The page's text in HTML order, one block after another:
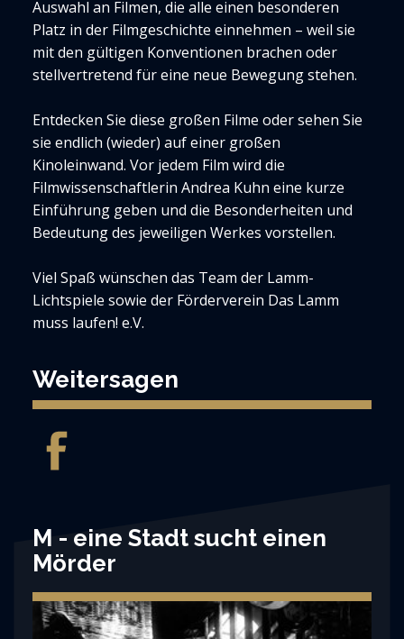
Auswahl an Filmen, die alle einen besonderen
Platz in der Filmgeschichte einnehmen – weil sie
mit den gültigen Konventionen brachen oder
stellvertretend für eine neue Bewegung stehen.
Entdecken Sie diese großen Filme oder sehen Sie
sie endlich (wieder) auf einer großen
Kinoleinwand. Vor jedem Film wird die
Filmwissenschaftlerin Andrea Kuhn eine kurze
Einführung geben und die Besonderheiten und
Bedeutung des jeweiligen Werkes vorstellen.
Viel Spaß wünschen das Team der Lamm-
Lichtspiele sowie der Förderverein Das Lamm
muss laufen! e.V.
Weitersagen
M - eine Stadt sucht einen
Mörder